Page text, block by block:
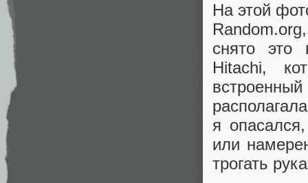
На этой
снято это
Hitachi,
я
или
трогать